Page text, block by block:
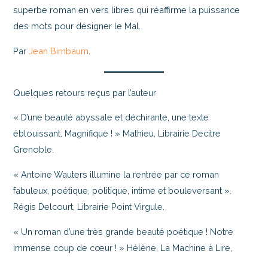
superbe roman en vers libres qui réaffirme la puissance
des mots pour désigner le Mal.
ParJean Birnbaum
Quelques retours reçus par l’auteur
« D’une beauté abyssale et déchirante, une texte
éblouissant. Magnifique ! » Mathieu, Librairie Decitre
Grenoble.
« Antoine Wauters illumine la rentrée par ce roman
fabuleux, poétique, politique, intime et bouleversant ».
Régis Delcourt, Librairie Point Virgule.
« Un roman d’une très grande beauté poétique ! Notre
immense coup de cœur ! » Hélène, La Machine à Lire,